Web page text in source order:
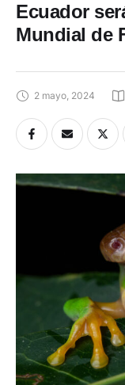
Ecuador
Mundial de
2 mayo, 2024